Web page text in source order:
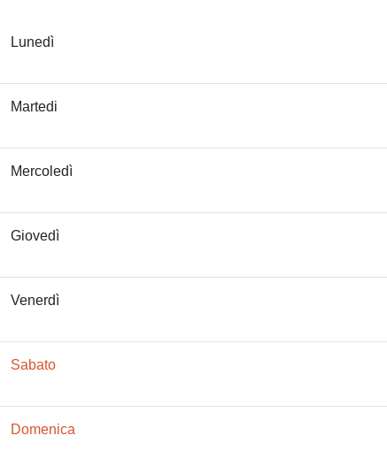
Lunedì
Martedi
Mercoledì
Giovedì
Venerdì
Sabato
Domenica